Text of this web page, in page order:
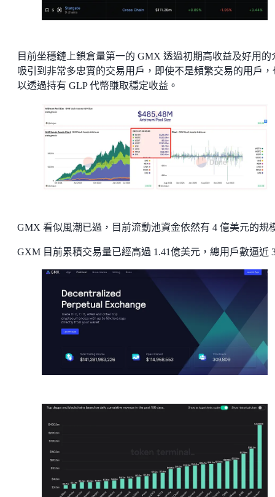
目前坐穩鏈上鎖倉量第一的 GMX 透過初期高收益及好用的
吸引到非常多忠實的交易用戶，即使不是頻繁交易的用戶，
以透過持有 GLP 代幣賺取穩定收益。
GMX 看似風潮已過，目前流動池資金依然有 4 億美元的規
GXM 目前累積交易量已經高過 1.41億美元，總用戶數逼近